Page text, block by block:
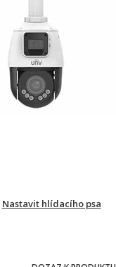
Nastavit hlídacího psa